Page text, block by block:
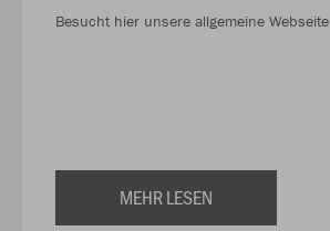
Besucht hier unsere allgemeine Webseite
MEHR LESEN